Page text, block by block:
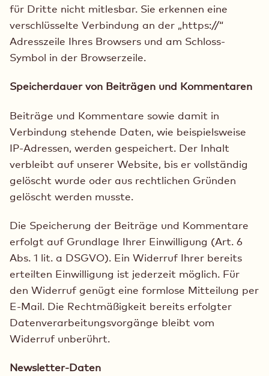
für Dritte nicht mitlesbar. Sie erkennen eine
verschlüsselte Verbindung an der „https://“
Adresszeile Ihres Browsers und am Schloss-
Symbol in der Browserzeile.
Speicherdauer von Beiträgen und Kommentaren
Beiträge und Kommentare sowie damit in
Verbindung stehende Daten, wie beispielsweise
IP-Adressen, werden gespeichert. Der Inhalt
verbleibt auf unserer Website, bis er vollständig
gelöscht wurde oder aus rechtlichen Gründen
gelöscht werden musste.
Die Speicherung der Beiträge und Kommentare
erfolgt auf Grundlage Ihrer Einwilligung (Art. 6
Abs. 1 lit. a DSGVO). Ein Widerruf Ihrer bereits
erteilten Einwilligung ist jederzeit möglich. Für
den Widerruf genügt eine formlose Mitteilung per
E-Mail. Die Rechtmäßigkeit bereits erfolgter
Datenverarbeitungsvorgänge bleibt vom
Widerruf unberührt.
Newsletter-Daten